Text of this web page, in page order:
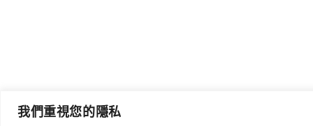
我們重視您的隱私